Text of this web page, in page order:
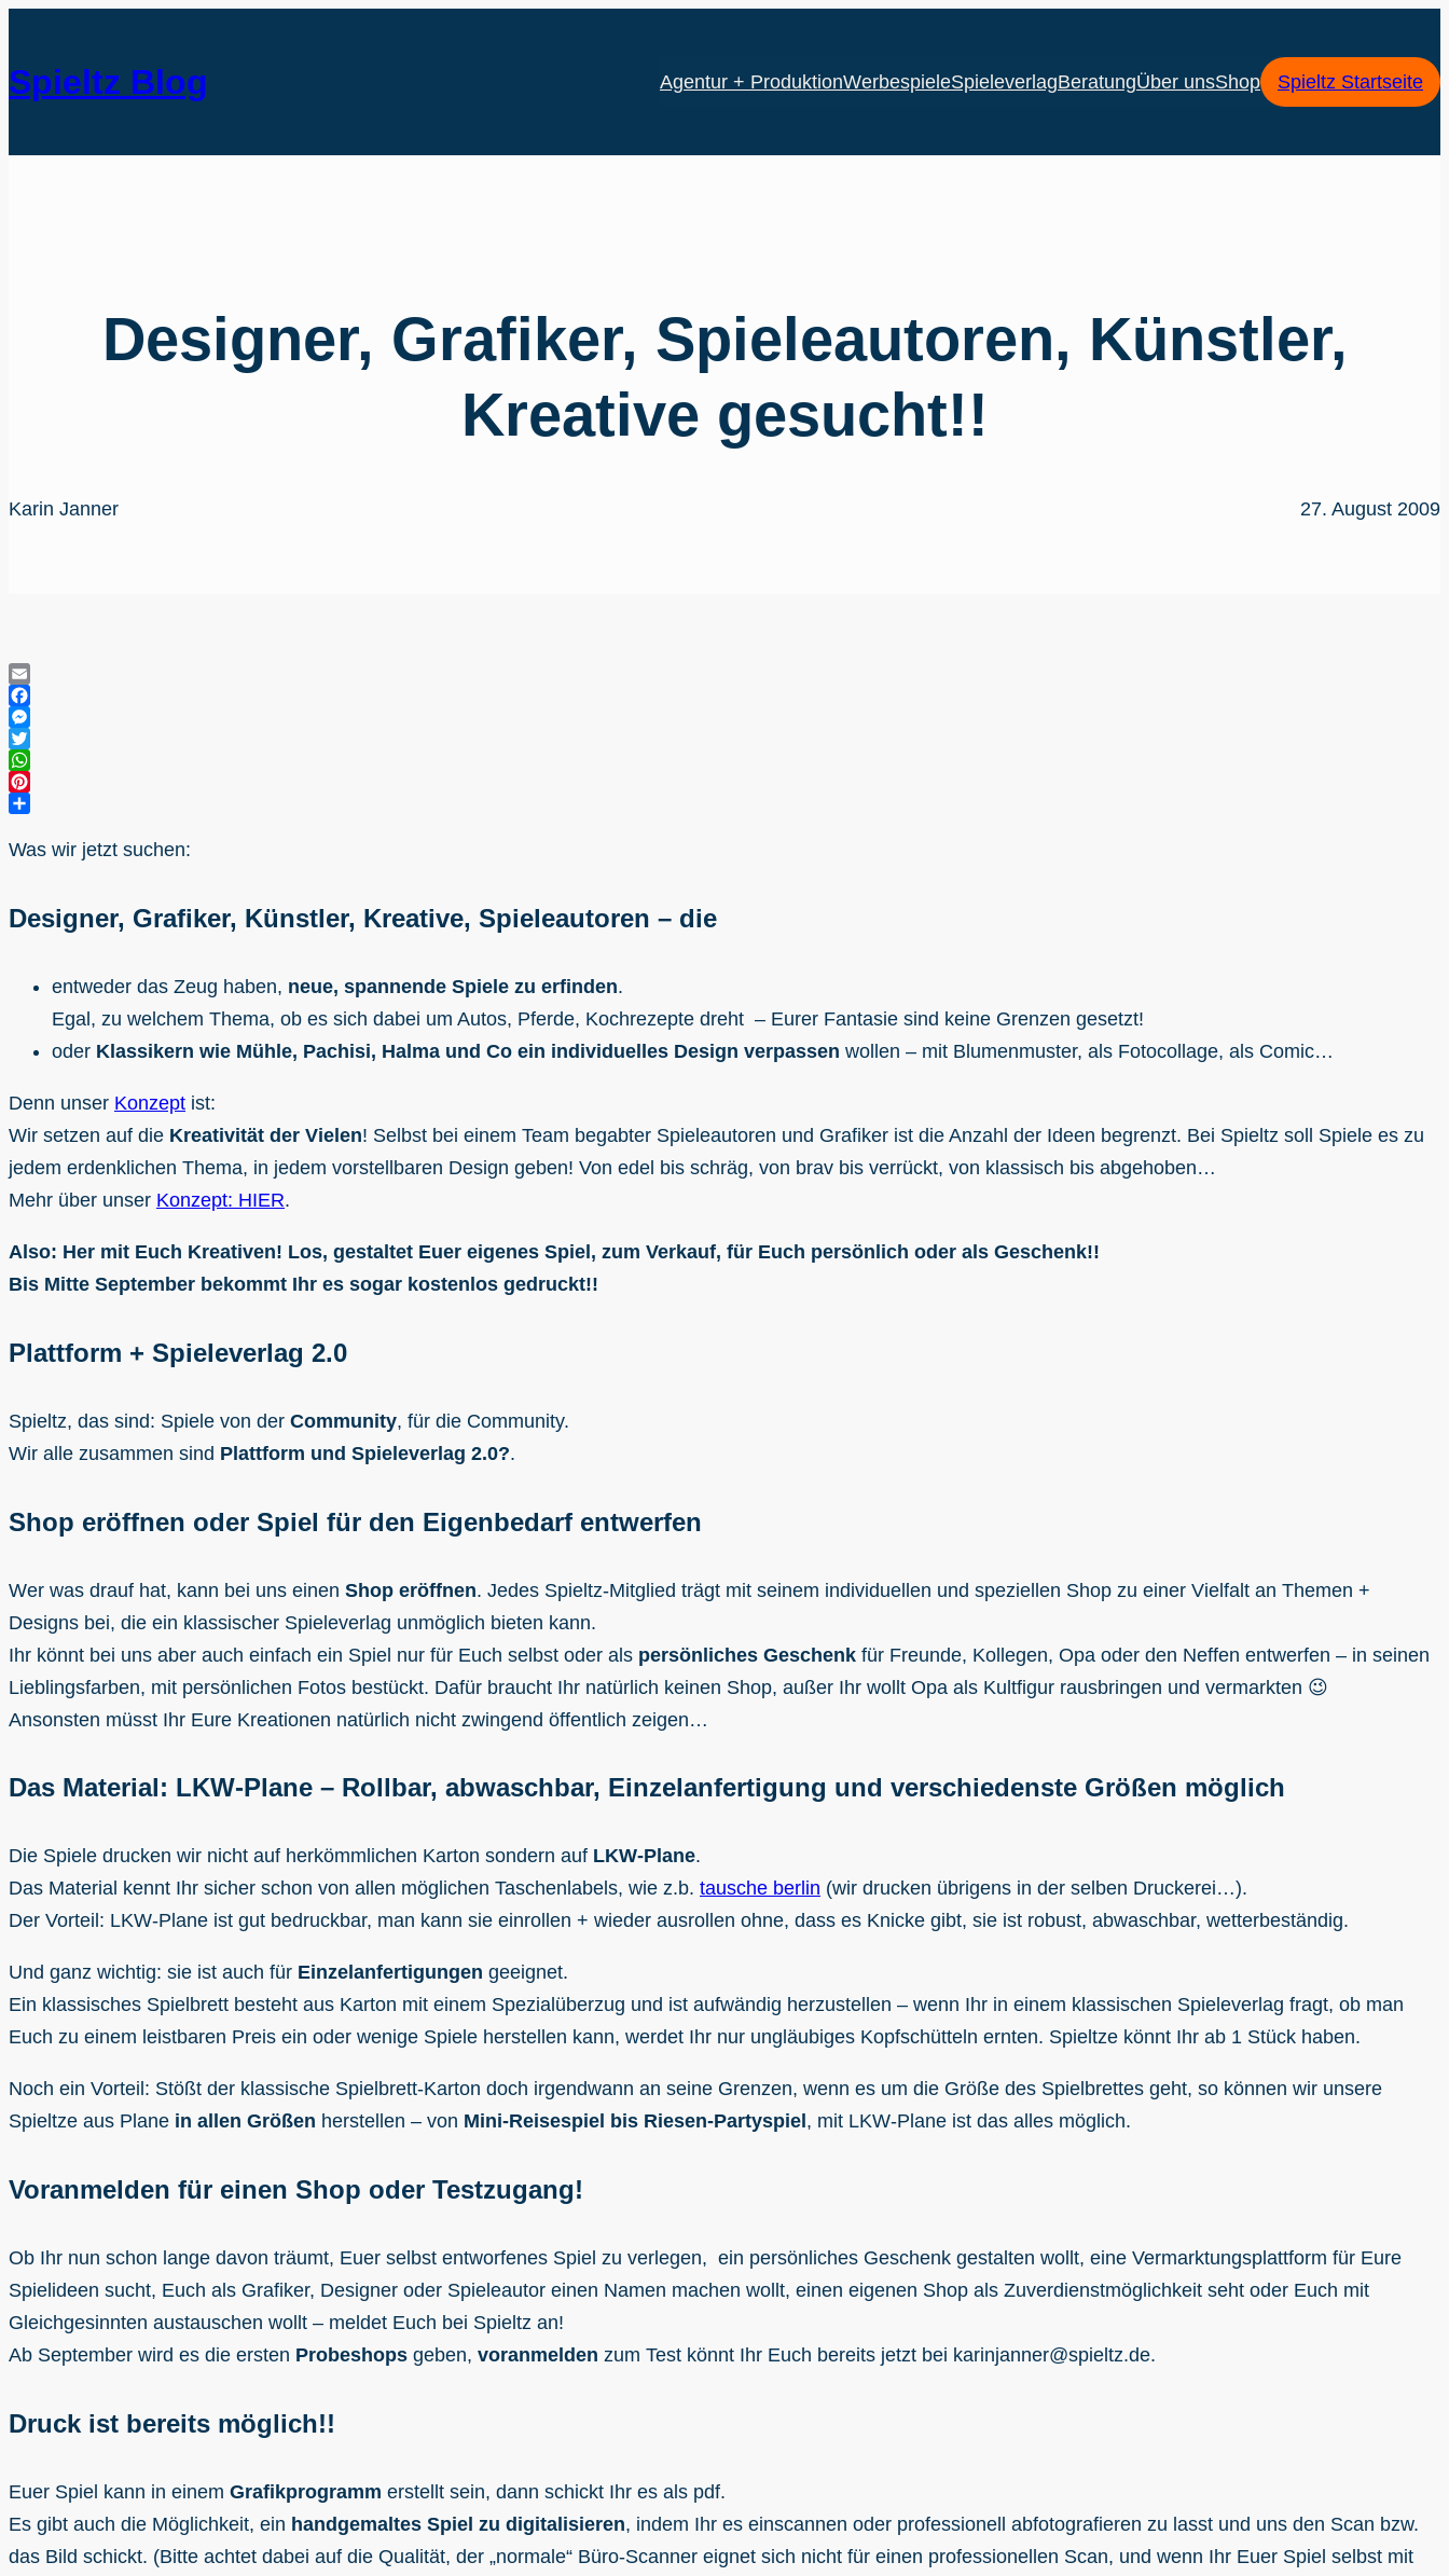
Spieltz Blog Agentur + ProduktionWerbespieleSpieleverlagBeratungÜber unsShop Spieltz Startseite
Designer, Grafiker, Spieleautoren, Künstler,
Kreative gesucht!!
Karin Janner 27. August 2009
Email
Facebook
Messenger
Twitter
WhatsApp
Pinterest
Was wir jetzt suchen:
Designer, Grafiker, Künstler, Kreative, Spieleautoren – die
entweder das Zeug haben, neue, spannende Spiele zu erfinden.
Egal, zu welchem Thema, ob es sich dabei um Autos, Pferde, Kochrezepte dreht – Eurer Fantasie sind keine Grenzen gesetzt!
oder Klassikern wie Mühle, Pachisi, Halma und Co ein individuelles Design verpassen wollen – mit Blumenmuster, als Fotocollage, als Comic…
Denn unser Konzept ist:
Wir setzen auf die Kreativität der Vielen! Selbst bei einem Team begabter Spieleautoren und Grafiker ist die Anzahl der Ideen begrenzt. Bei Spieltz soll Spiele es zu
jedem erdenklichen Thema, in jedem vorstellbaren Design geben! Von edel bis schräg, von brav bis verrückt, von klassisch bis abgehoben…
Mehr über unser Konzept: HIER.
Also: Her mit Euch Kreativen! Los, gestaltet Euer eigenes Spiel, zum Verkauf, für Euch persönlich oder als Geschenk!!
Bis Mitte September bekommt Ihr es sogar kostenlos gedruckt!!
Plattform + Spieleverlag 2.0
Spieltz, das sind: Spiele von der Community, für die Community.
Wir alle zusammen sind Plattform und Spieleverlag 2.0?.
Shop eröffnen oder Spiel für den Eigenbedarf entwerfen
Wer was drauf hat, kann bei uns einen Shop eröffnen. Jedes Spieltz-Mitglied trägt mit seinem individuellen und speziellen Shop zu einer Vielfalt an Themen +
Designs bei, die ein klassischer Spieleverlag unmöglich bieten kann.
Ihr könnt bei uns aber auch einfach ein Spiel nur für Euch selbst oder als persönliches Geschenk für Freunde, Kollegen, Opa oder den Neffen entwerfen – in seinen
Lieblingsfarben, mit persönlichen Fotos bestückt. Dafür braucht Ihr natürlich keinen Shop, außer Ihr wollt Opa als Kultfigur rausbringen und vermarkten 😉
Ansonsten müsst Ihr Eure Kreationen natürlich nicht zwingend öffentlich zeigen…
Das Material: LKW-Plane – Rollbar, abwaschbar, Einzelanfertigung und verschiedenste Größen möglich
Die Spiele drucken wir nicht auf herkömmlichen Karton sondern auf LKW-Plane.
Das Material kennt Ihr sicher schon von allen möglichen Taschenlabels, wie z.b. tausche berlin (wir drucken übrigens in der selben Druckerei…).
Der Vorteil: LKW-Plane ist gut bedruckbar, man kann sie einrollen + wieder ausrollen ohne, dass es Knicke gibt, sie ist robust, abwaschbar, wetterbeständig.
Und ganz wichtig: sie ist auch für Einzelanfertigungen geeignet.
Ein klassisches Spielbrett besteht aus Karton mit einem Spezialüberzug und ist aufwändig herzustellen – wenn Ihr in einem klassischen Spieleverlag fragt, ob man
Euch zu einem leistbaren Preis ein oder wenige Spiele herstellen kann, werdet Ihr nur ungläubiges Kopfschütteln ernten. Spieltze könnt Ihr ab 1 Stück haben.
Noch ein Vorteil: Stößt der klassische Spielbrett-Karton doch irgendwann an seine Grenzen, wenn es um die Größe des Spielbrettes geht, so können wir unsere
Spieltze aus Plane in allen Größen herstellen – von Mini-Reisespiel bis Riesen-Partyspiel , mit LKW-Plane ist das alles möglich.
Voranmelden für einen Shop oder Testzugang!
Ob Ihr nun schon lange davon träumt, Euer selbst entworfenes Spiel zu verlegen, ein persönliches Geschenk gestalten wollt, eine Vermarktungsplattform für Eure
Spielideen sucht, Euch als Grafiker, Designer oder Spieleautor einen Namen machen wollt, einen eigenen Shop als Zuverdienstmöglichkeit seht oder Euch mit
Gleichgesinnten austauschen wollt – meldet Euch bei Spieltz an!
Ab September wird es die ersten Probeshops geben, voranmelden zum Test könnt Ihr Euch bereits jetzt bei karinjanner@spieltz.de.
Druck ist bereits möglich!!
Euer Spiel kann in einem Grafikprogramm erstellt sein, dann schickt Ihr es als pdf.
Es gibt auch die Möglichkeit, ein handgemaltes Spiel zu digitalisieren, indem Ihr es einscannen oder professionell abfotografieren zu lasst und uns den Scan bzw.
das Bild schickt. (Bitte achtet dabei auf die Qualität, der „normale“ Büro-Scanner eignet sich nicht für einen professionellen Scan, und wenn Ihr Euer Spiel selbst mit